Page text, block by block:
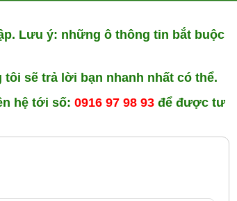
Lưu ý: những ô thông tin bắt buộc
sẽ trả lời bạn nhanh nhất có thể.
hệ tới số: 0916 97 98 93 để được tư